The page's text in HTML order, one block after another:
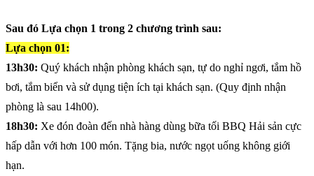
Sau đó Lựa chọn 1 trong 2 chương trình sau:
Lựa chọn 01:
13h30: Quý khách nhận phòng khách sạn, tự do nghỉ ngơi, tắm hồ
bơi, tắm biển và sử dụng tiện ích tại khách sạn. (Quy định nhận
phòng là sau 14h00).
18h30: Xe đón đoàn đến nhà hàng dùng bữa tối BBQ Hải sản cực
hấp dẫn với hơn 100 món. Tặng bia, nước ngọt uống không giới
hạn.